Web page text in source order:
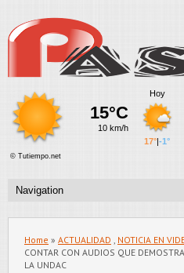
Home » ACTUALIDAD , NOTICIA EN
CONTAR CON AUDIOS QUE
LA UNDAC